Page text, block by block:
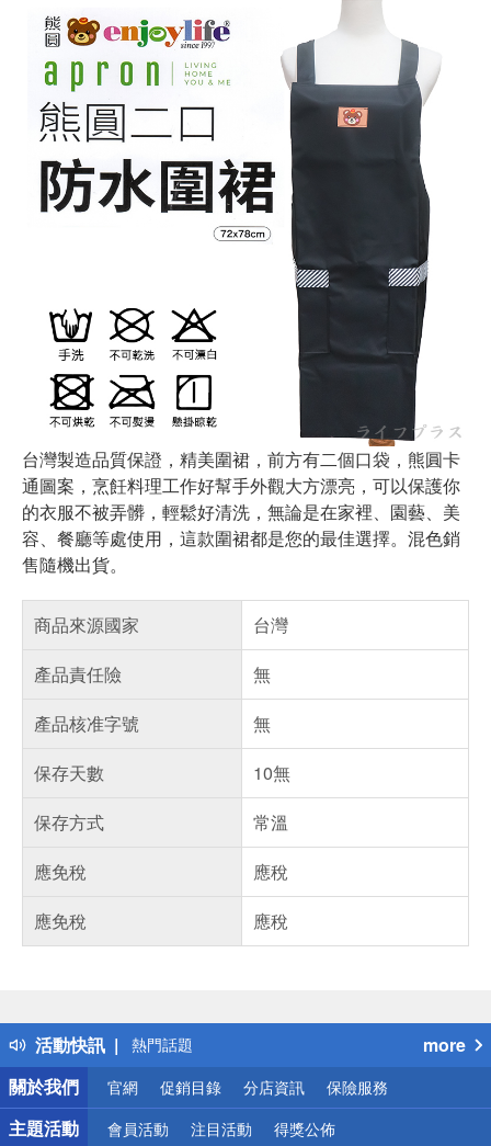
台灣製造品質保證，精美圍裙，前方有二個口袋，熊圓卡
通圖案，烹飪料理工作好幫手外觀大方漂亮，可以保護你
的衣服不被弄髒，輕鬆好清洗，無論是在家裡、園藝、美
容、餐廳等處使用，這款圍裙都是您的最佳選擇。混色銷
售隨機出貨。
商品來源國家
台灣
產品責任險
無
產品核准字號
無
保存天數
10無
保存方式
常溫
應免稅
應稅
應免稅
應稅
活動快訊
得獎公告
熱門話題
銀行優惠
偏遠地區配送
詐騙網頁！請小心！
more
關於我們
官網 促銷目錄 分店資訊 保險服務
主題活動 會員活動 注目活動 得獎公佈